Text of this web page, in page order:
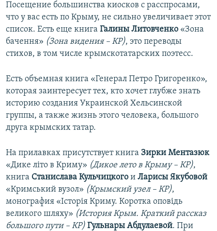
Посещение большинства киосков с расспросами,
что у вас есть по Крыму, не сильно увеличивает этот
список. Есть еще книга Галины Литовченко «Зона
бачення» (Зона видения – КР), это переводы
стихов, в том числе крымскотатарских поэтесс.
Есть объемная книга «Генерал Петро Григоренко»,
которая заинтересует тех, кто хочет глубже знать
историю создания Украинской Хельсинской
группы, а также жизнь этого человека, большого
друга крымских татар.
На прилавках присутствует книга Зирки Ментазюк
«Дике літо в Криму» (Дикое лето в Крыму – КР),
книга Станислава Кульчицкого и Ларисы Якубовой
«Кримський вузол» (Крымский узел – КР),
монография «Історія Криму. Коротка оповідь
великого шляху» (История Крым. Краткий рассказ
большого пути – КР) Гульнары Абдулаевой. При